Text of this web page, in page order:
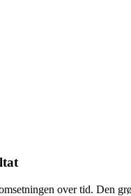
over tid. Den